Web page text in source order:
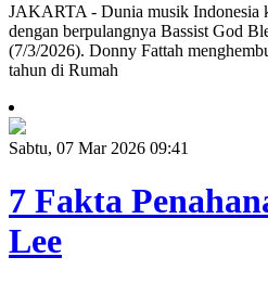
JAKARTA - Dunia musik Indonesia
dengan berpulangnya Bassist God
(7/3/2026). Donny Fattah
tahun di Rumah
Sabtu, 07 Mar 2026 09:41
7 Fakta
Lee